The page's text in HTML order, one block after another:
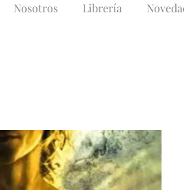
Nosotros Librería